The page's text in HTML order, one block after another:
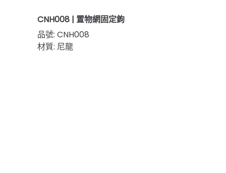
CNH008 | 置物網固定鉤
品號: CNH008
材質: 尼龍